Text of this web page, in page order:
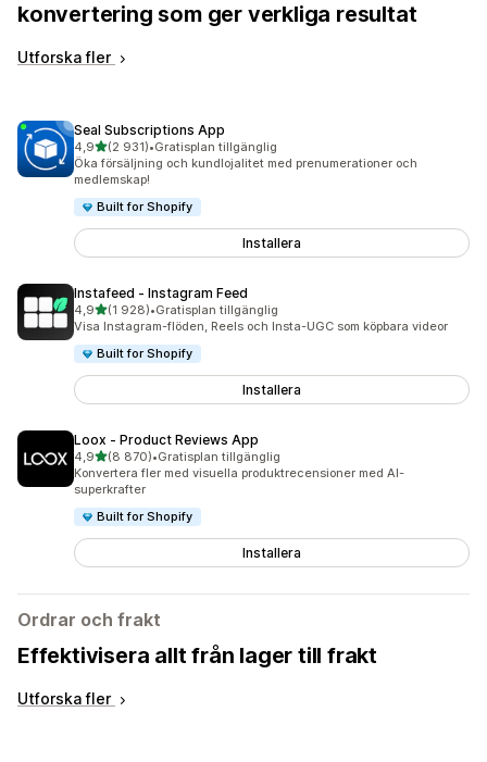
konvertering som ger verkliga resultat
Utforska fler
Seal Subscriptions App
4,9av 5 stjärnor
(2 931)
2931 recensioner totalt
•Gratisplan tillgänglig
Öka försäljning och kundlojalitet med prenumerationer och
medlemskap!
Built for Shopify
Installera
Instafeed ‑ Instagram Feed
4,9av 5 stjärnor
(1 928)
1928 recensioner totalt
•Gratisplan tillgänglig
Visa Instagram-flöden, Reels och Insta-UGC som köpbara videor
Built for Shopify
Installera
Loox ‑ Product Reviews App
4,9av 5 stjärnor
(8 870)
8870 recensioner totalt
•Gratisplan tillgänglig
Konvertera fler med visuella produktrecensioner med AI-
superkrafter
Built for Shopify
Installera
Ordrar och frakt
Effektivisera allt från lager till frakt
Utforska fler